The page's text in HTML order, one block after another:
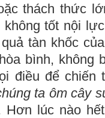
thách thức
tốt nội
tàn khốc
bình, không
điều để chiến
ta ôm cây
lúc nào